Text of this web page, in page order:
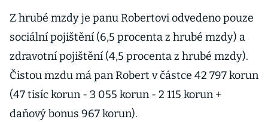
Z hrubé mzdy je panu Robertovi odvedeno pouze
sociální pojištění (6,5 procenta z hrubé mzdy) a
zdravotní pojištění (4,5 procenta z hrubé mzdy).
Čistou mzdu má pan Robert v částce 42 797 korun
(47 tisíc korun - 3 055 korun - 2 115 korun +
daňový bonus 967 korun).